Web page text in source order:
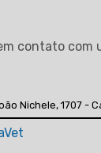
contato com
Nichele, 1707 -